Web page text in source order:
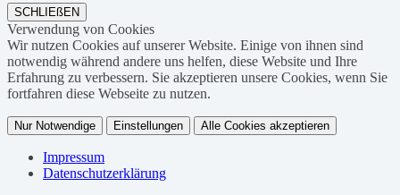
SCHLIEßEN
Verwendung von Cookies
Wir nutzen Cookies auf unserer Website. Einige von ihnen sind
notwendig während andere uns helfen, diese Website und Ihre
Erfahrung zu verbessern. Sie akzeptieren unsere Cookies, wenn Sie
fortfahren diese Webseite zu nutzen.
Nur Notwendige Einstellungen Alle Cookies akzeptieren
Impressum
Datenschutzerklärung